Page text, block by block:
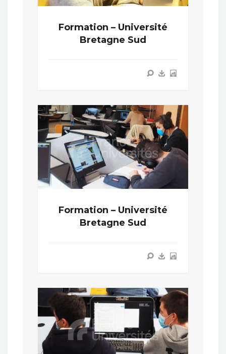
Formation – Université
Bretagne Sud
Formation – Université
Bretagne Sud